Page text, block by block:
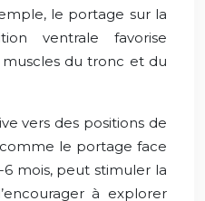
le portage sur la
ventrale favorise
du tronc et du
vers des positions de
le portage face
mois, peut stimuler la
à explorer